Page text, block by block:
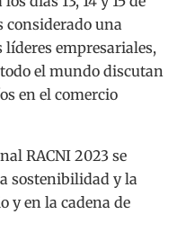
considerado una
empresariales,
el mundo discutan
en el comercio
RACNI 2023 se
sostenibilidad y la
y en la cadena de